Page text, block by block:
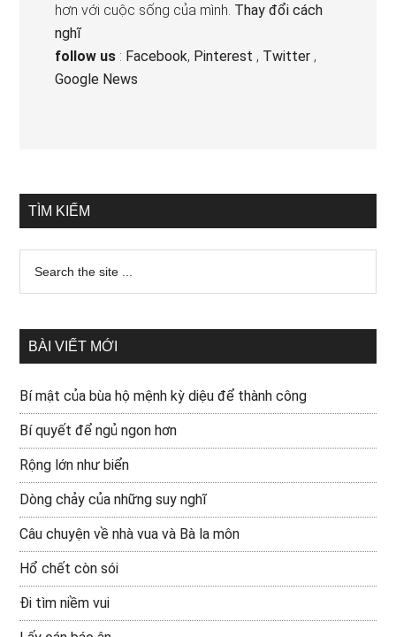
hơn với cuộc sống của mình. Thay đổi cách
nghĩ
follow us : Facebook, Pinterest , Twitter ,
Google News
TÌM KIẾM
BÀI VIẾT MỚI
Bí mật của bùa hộ mệnh kỳ diệu để thành công
Bí quyết để ngủ ngon hơn
Rộng lớn như biển
Dòng chảy của những suy nghĩ
Câu chuyện về nhà vua và Bà la môn
Hổ chết còn sói
Đi tìm niềm vui